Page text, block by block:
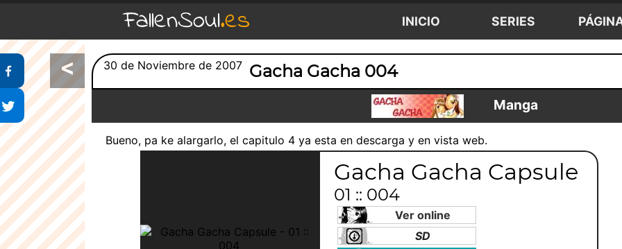
FallenSoul.es INICIO SERIES
<
Compartir en Facebook
Compartir en Twitter
30 de Noviembre de 2007 Gacha Gacha 004
Manga
Bueno, pa ke alargarlo, el capitulo 4 ya esta en descarga y en vista web.
Gacha Gacha Capsule
01 :: 004
Ver online
SD